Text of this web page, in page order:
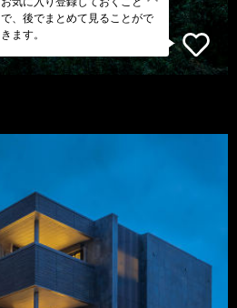
で、後でまとめて見ることがで
きます。